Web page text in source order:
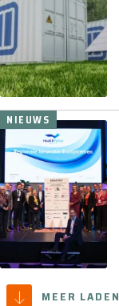
NIEUWS
MEER LADEN